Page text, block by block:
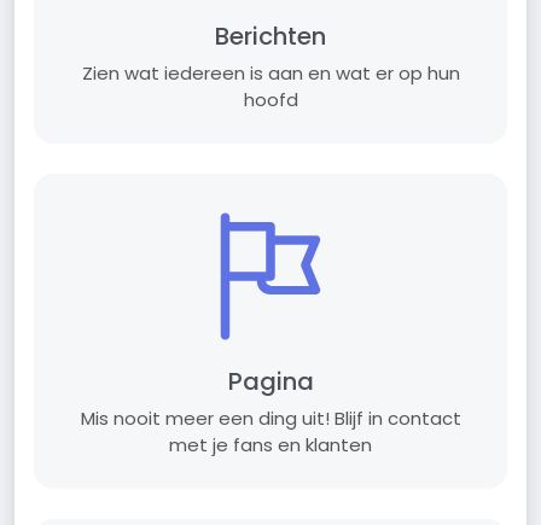
Berichten
Zien wat iedereen is aan en wat er op hun
hoofd
Pagina
Mis nooit meer een ding uit! Blijf in contact
met je fans en klanten